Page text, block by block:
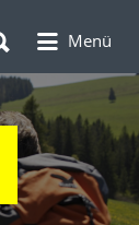
Menü